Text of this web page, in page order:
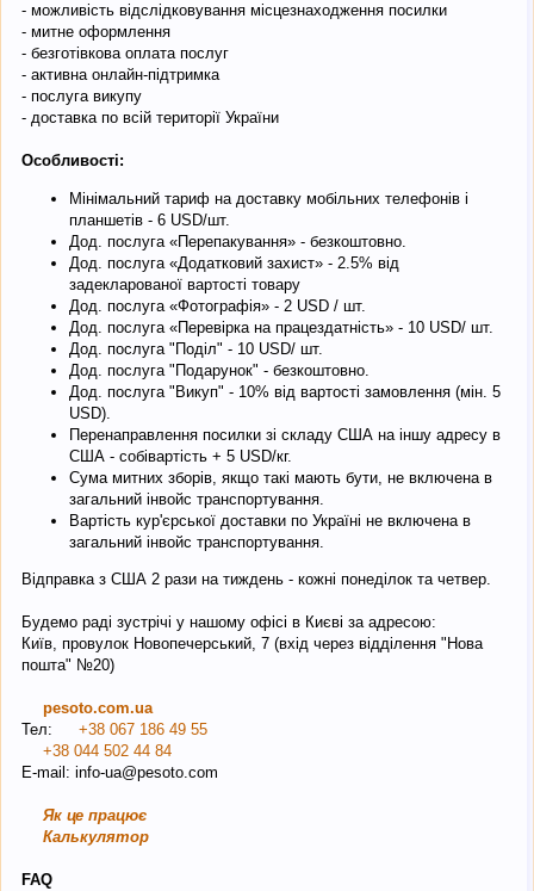
- можливість відслідковування місцезнаходження посилки
- митне оформлення
- безготівкова оплата послуг
- активна онлайн-підтримка
- послуга викупу
- доставка по всій території України
Особливості:
Мінімальний тариф на доставку мобільних телефонів і
планшетів - 6 USD/шт.
Дод. послуга «Перепакування» - безкоштовно.
Дод. послуга «Додатковий захист» - 2.5% від
задекларованої вартості товару
Дод. послуга «Фотографія» - 2 USD / шт.
Дод. послуга «Перевірка на працездатність» - 10 USD/ шт.
Дод. послуга "Поділ" - 10 USD/ шт.
Дод. послуга "Подарунок" - безкоштовно.
Дод. послуга "Викуп" - 10% від вартості замовлення (мін. 5
USD).
Перенаправлення посилки зі складу США на іншу адресу в
США - собівартість + 5 USD/кг.
Сума митних зборів, якщо такі мають бути, не включена в
загальний інвойс транспортування.
Вартість кур'єрської доставки по Україні не включена в
загальний інвойс транспортування.
Відправка з США 2 рази на тиждень - кожні понеділок та четвер.
Будемо раді зустрічі у нашому офісі в Києві за адресою:
Київ, провулок Новопечерський, 7 (вхід через відділення "Нова
пошта" №20)
pesoto.com.ua
Тел:
+38 067 186 49 55
+38 044 502 44 84
E-mail: info-ua@pesoto.сom
Як це працює
Калькулятор
FAQ